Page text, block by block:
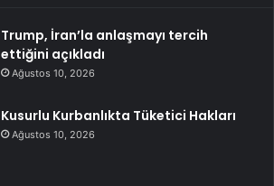
Trump, İran’la anlaşmayı tercih
ettiğini açıkladı
Ağustos 10, 2026
Kusurlu Kurbanlıkta Tüketici Hakları
Ağustos 10, 2026